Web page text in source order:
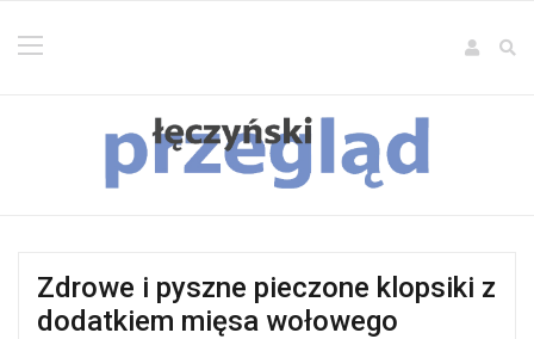
Zdrowe i pyszne pieczone klopsiki z
dodatkiem mięsa wołowego